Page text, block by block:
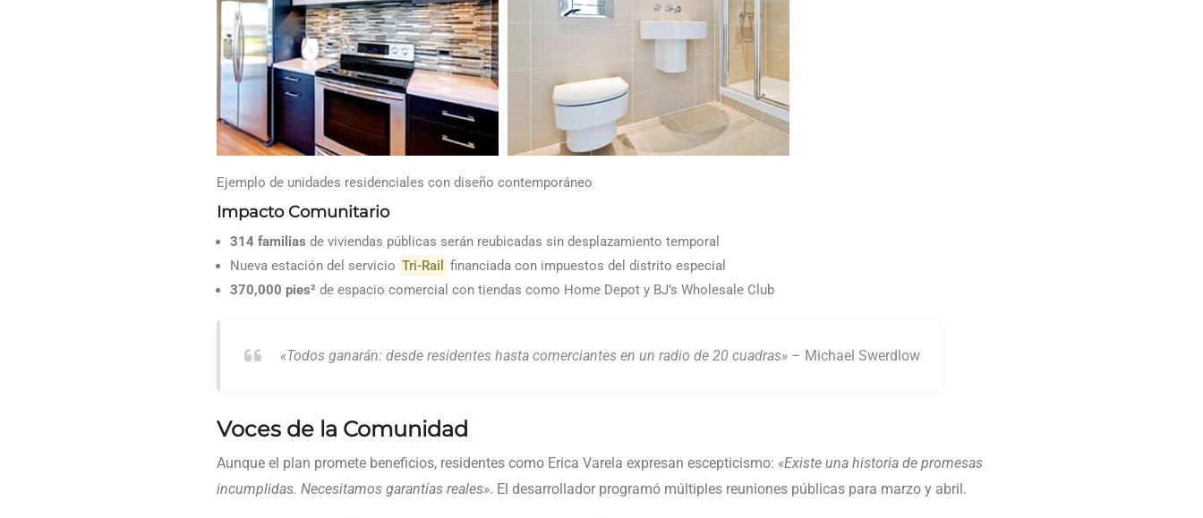
Ejemplo de unidades residenciales con diseño contemporáneo
Impacto Comunitario
314 familias de viviendas públicas serán reubicadas sin desplazamiento temporal
Nueva estación del servicio Tri-Rail
financiada con impuestos del distrito especial
370,000 pies² de espacio comercial con tiendas como Home Depot y BJ’s Wholesale Club
«Todos ganarán: desde residentes hasta comerciantes en un radio de 20 cuadras» – Michael Swerdlow
Voces de la Comunidad
Aunque el plan promete beneficios, residentes como Erica Varela expresan escepticismo: «Existe una historia de promesas
incumplidas. Necesitamos garantías reales». El desarrollador programó múltiples reuniones públicas para marzo y abril.